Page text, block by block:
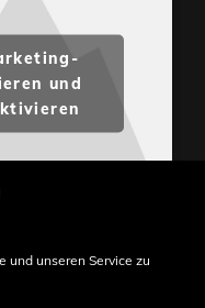
und unseren Service zu
und